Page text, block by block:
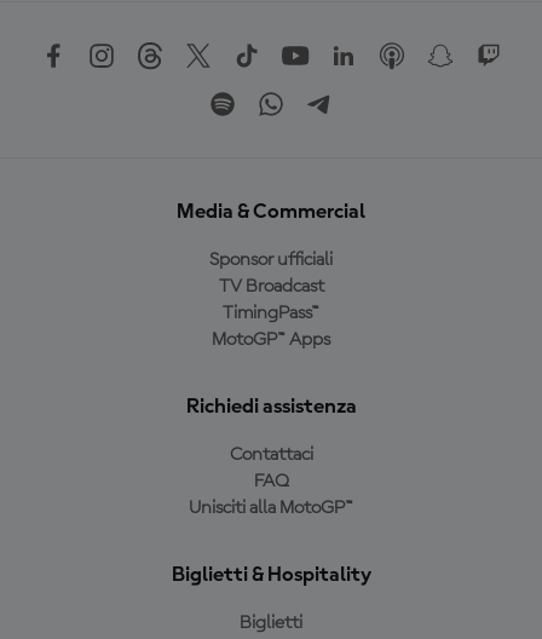
Media & Commercial
Sponsor ufficiali
TV Broadcast
TimingPass™
MotoGP™ Apps
Richiedi assistenza
Contattaci
FAQ
Unisciti alla MotoGP™
Biglietti & Hospitality
Biglietti